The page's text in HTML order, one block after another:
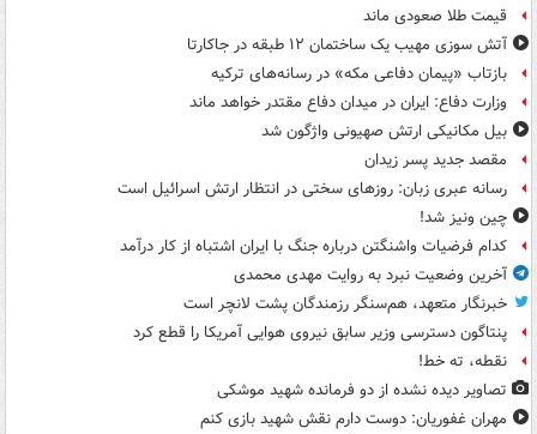
قیمت طلا صعودی ماند
آتش سوزی مهیب یک ساختمان ۱۲ طبقه در جاکارتا
بازتاب «پیمان دفاعی مکه» در رسانه‌های ترکیه
وزارت دفاع: ایران در میدان دفاع مقتدر خواهد ماند
بیل مکانیکی ارتش صهیونی واژگون شد
مقصد جدید پسر زیدان
رسانه عبری زبان: روزهای سختی در انتظار ارتش اسرائیل است
چین ونیز شد!
کدام فرضیات واشنگتن درباره جنگ با ایران اشتباه از کار درآمد
آخرین وضعیت نبرد به روایت مهدی محمدی
خبرنگار متعهد، هم‌سنگر رزمندگان پشت لانچر است
پنتاگون دسترسی وزیر سابق نیروی هوایی آمریکا را قطع کرد
نقطه، ته خط!
تصاویر دیده‌ نشده از دو فرمانده شهید موشکی
مهران غفوریان: دوست دارم نقش شهید بازی کنم